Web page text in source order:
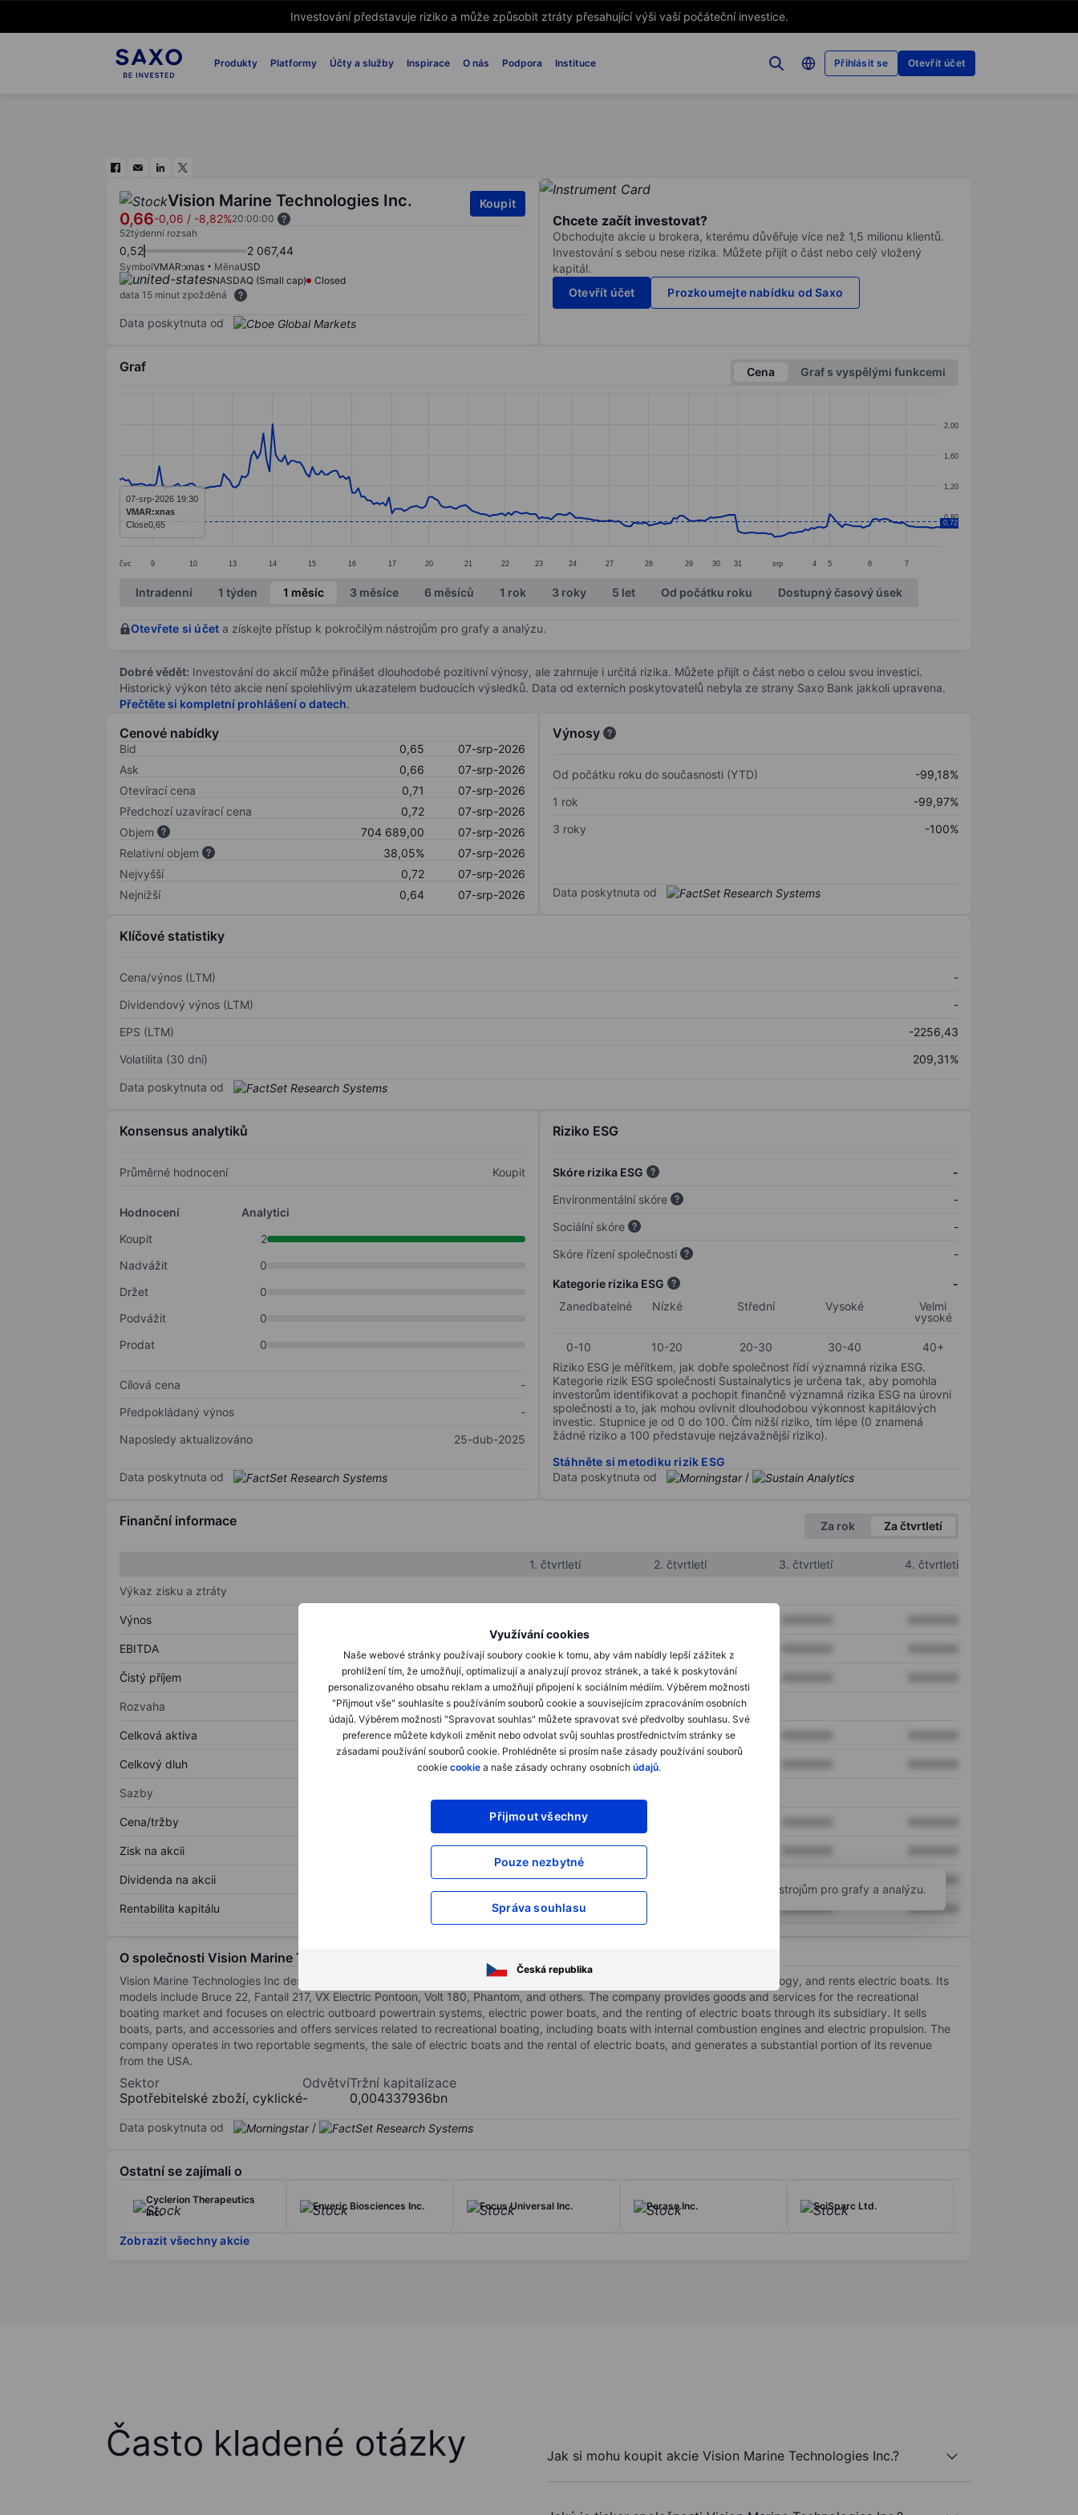
Investování představuje riziko a může způsobit ztráty přesahující výši vaší počáteční investice.
Produkty Platformy Účty a služby Inspirace O nás Podpora Instituce Přihlásit se Otevřít účet
Využívání cookies
Naše webové stránky používají soubory cookie k tomu, aby vám nabídly lepší zážitek z
prohlížení tím, že umožňují, optimalizují a analyzují provoz stránek, a také k poskytování
personalizovaného obsahu reklam a umožňují připojení k sociálním médiím. Výběrem možnosti
"Přijmout vše" souhlasíte s používáním souborů cookie a souvisejícím zpracováním osobních
údajů. Výběrem možnosti "Spravovat souhlas" můžete spravovat své předvolby souhlasu. Své
preference můžete kdykoli změnit nebo odvolat svůj souhlas prostřednictvím stránky se
zásadami používání souborů cookie. Prohlédněte si prosím naše zásady používání souborů
cookie cookie a naše zásady ochrany osobních údajů.
Přijmout všechny
Pouze nezbytné
Správa souhlasu
Česká republika
Vision Marine Technologies Inc.
0,66-0,06 / -8,82%20:00:00
Koupit
52týdenní rozsah
0,52 2 067,44
SymbolVMAR:xnas MěnaUSD
NASDAQ (Small cap)
Closed
data 15 minut zpožděná
Data poskytnuta od
Chcete začít investovat?
Obchodujte akcie u brokera, kterému důvěřuje více než 1,5 milionu klientů.
Investování s sebou nese rizika. Můžete přijít o část nebo celý vložený
kapitál.
Otevřít účet
Prozkoumejte nabídku od Saxo
Graf Cena
Graf s vyspělými funkcemi
Line chart with 269 data points.
The chart has 1 X axis displaying categories.
The chart has 1 Y axis displaying values. Data ranges from 0.52 to 2.
čvc 9 10 13 14 15 16 17 20 21 22 23 24 27 28 29 30 31 srp 4 5 6 7
0,80
1,20
1,60
2,00
0,72
07-srp-2026 19:30
VMAR:xnas
Close0,65
End of interactive chart.
Intradenní 1 týden 1 měsíc 3 měsíce 6 měsíců 1 rok 3 roky 5 let Od počátku roku Dostupný časový úsek
Otevřete si účet a získejte přístup k pokročilým nástrojům pro grafy a analýzu.
Dobré vědět: Investování do akcií může přinášet dlouhodobé pozitivní výnosy, ale zahrnuje i určitá rizika. Můžete přijít o část nebo o celou svou investici.
Historický výkon této akcie není spolehlivým ukazatelem budoucích výsledků. Data od externích poskytovatelů nebyla ze strany Saxo Bank jakkoli upravena.
Přečtěte si kompletní prohlášení o datech.
Cenové nabídky
Bid 0,65
07-srp-2026
Ask
0,66
07-srp-2026
Otevírací cena
0,71
07-srp-2026
Předchozí uzavírací cena
0,72
07-srp-2026
Objem
704 689,00
07-srp-2026
Relativní objem
38,05%
07-srp-2026
Nejvyšší
0,72
07-srp-2026
Nejnižší
0,64 07-srp-2026
Výnosy
Od počátku roku do současnosti (YTD)
-99,18%
1 rok
-99,97%
3 roky
-100%
Data poskytnuta od
Klíčové statistiky
Cena/výnos (LTM)
-
Dividendový výnos (LTM)
-
EPS (LTM)
-2256,43
Volatilita (30 dní)
209,31%
Data poskytnuta od
Konsensus analytiků
Průměrné hodnocení Koupit
Hodnocení
Analytici
Koupit
2
Nadvážit
0
Držet
0
Podvážit
0
Prodat
0
Cílová cena
-
Předpokládaný výnos
-
Naposledy aktualizováno
25-dub-2025
Data poskytnuta od
Riziko ESG
Skóre rizika ESG
-
Environmentální skóre
-
Sociální skóre
-
Skóre řízení společnosti
-
Kategorie rizika ESG
-
Zanedbatelné
Nízké Střední Vysoké
Velmi
vysoké
0-10 10-20 20-30 30-40
40+
Riziko ESG je měřítkem, jak dobře společnost řídí významná rizika ESG.
Kategorie rizik ESG společnosti Sustainalytics je určena tak, aby pomohla
investorům identifikovat a pochopit finančně významná rizika ESG na úrovni
společnosti a to, jak mohou ovlivnit dlouhodobou výkonnost kapitálových
investic. Stupnice je od 0 do 100. Čím nižší riziko, tím lépe (0 znamená
žádné riziko a 100 představuje nejzávažnější riziko).
Stáhněte si metodiku rizik ESG
Data poskytnuta od
/
Finanční informace Za rok Za čtvrtletí
1. čtvrtletí 2. čtvrtletí 3. čtvrtletí
4. čtvrtletí
Výkaz zisku a ztráty
Výnos
EBITDA XXXXXXX XXXXXXX
Čistý příjem XXXXXXX XXXXXXX
Rozvaha
Celková aktiva XXXXXXX XXXXXXX
Celkový dluh XXXXXXX XXXXXXX
Sazby
Cena/tržby XXXXXXX
Zisk na akcii XXXXXXX
Dividenda na akcii XXXXXXX
Rentabilita kapitálu XXXXXXX XXXXXXX XXXXXXX
Otevřete si účeta získejte přístup k pokročilým nástrojům pro grafy a analýzu.
O společnosti Vision Marine Technologies Inc.
Vision Marine Technologies Inc designs and manufactures electric outboard powertrain systems, power boats, related technology, and rents electric boats. Its
models include Bruce 22, Fantail 217, VX Electric Pontoon, Volt 180, Phantom, and others. The company provides goods and services for the recreational
boating market and focuses on electric outboard powertrain systems, electric power boats, and the renting of electric boats through its subsidiary. It sells
boats, parts, and accessories and offers services related to recreational boating, including boats with internal combustion engines and electric propulsion. The
company operates in two reportable segments, the sale of electric boats and the rental of electric boats, and generates a substantial portion of its revenue
from the USA.
Sektor
Spotřebitelské zboží, cyklické
Odvětví
-
Tržní kapitalizace
0,004337936bn
Data poskytnuta od /
Ostatní se zajímali o
Cyclerion Therapeutics
Inc.
Enveric Biosciences Inc. Focus Universal Inc. Peraso Inc. SciSparc Ltd.
Zobrazit všechny akcie
Často kladené otázky Jak si mohu koupit akcie Vision Marine Technologies Inc.?